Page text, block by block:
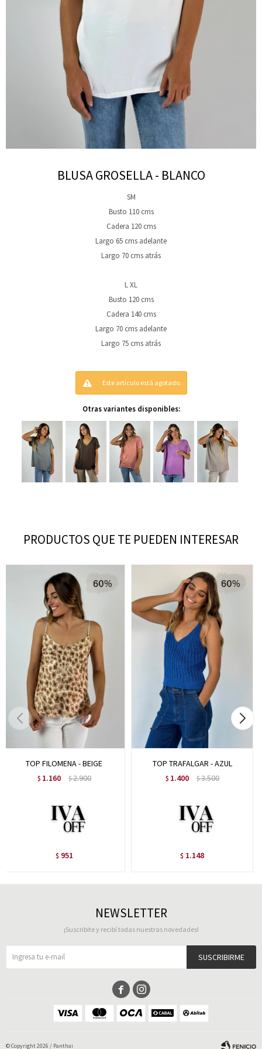
BLUSA GROSELLA - BLANCO
SM
Busto 110 cms
Cadera 120 cms
Largo 65 cms adelante
Largo 70 cms atrás
L XL
Busto 120 cms
Cadera 140 cms
Largo 70 cms adelante
Largo 75 cms atrás
Este artículo está agotado.
Otras variantes disponibles:
PRODUCTOS QUE TE PUEDEN INTERESAR
TOP FILOMENA - BEIGE
$ 1.160 $2.900
$ 951
TOP TRAFALGAR - AZUL
$ 1.400 $3.500
$ 1.148
NEWSLETTER
¡Suscribite y recibí todas nuestras novedades!
SUSCRIBIRME
 
© Copyright 2026 / Panthai